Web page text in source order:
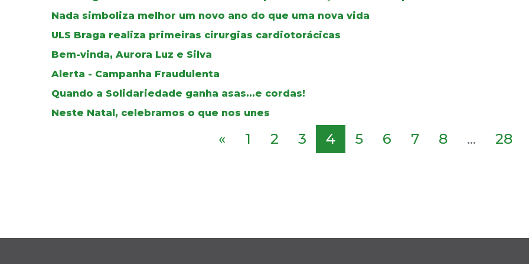
Nada simboliza melhor um novo ano do que uma nova vida
ULS Braga realiza primeiras cirurgias cardiotorácicas
Bem-vinda, Aurora Luz e Silva
Alerta - Campanha Fraudulenta
Quando a Solidariedade ganha asas...e cordas!
Neste Natal, celebramos o que nos unes
« 1 2 3 4 5 6 7 8 ... 28